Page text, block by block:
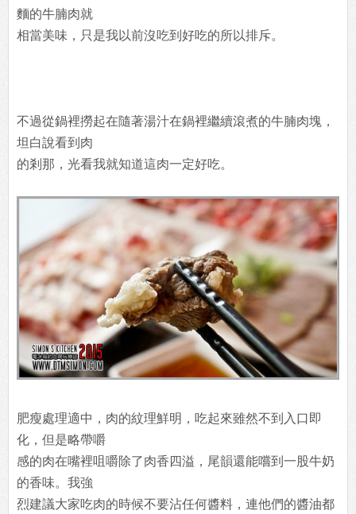
麵的牛腩肉就
相當美味，只是我以前沒吃到好吃的所以排斥。
不過從鍋裡撈起在隨著湯汁在鍋裡繼續滾煮的牛腩肉塊，
坦白說看到肉
的剎那，光看我就知道這肉一定好吃。
肥瘦處理適中，肉的紋理鮮明，吃起來雖然不到入口即
化，但是略帶嚼
感的肉在嘴裡咀嚼除了肉香四溢，尾韻還能嚐到一股牛奶
的香味。我強
烈建議大家吃肉的時候不要沾任何醬料，連他們的醬油都